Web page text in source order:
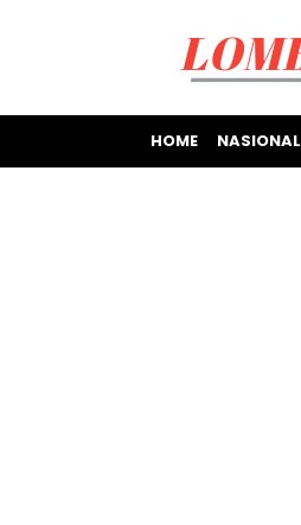
HOME NASIONAL